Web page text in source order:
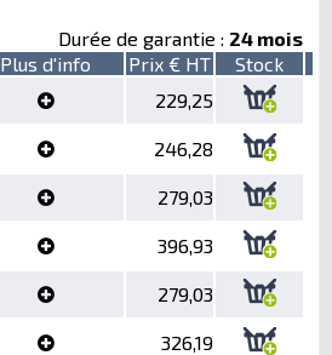
Durée de garantie : 24 mois
Plus d'info Prix € HT
Stock
229,25
246,28
279,03
396,93
279,03
326,19